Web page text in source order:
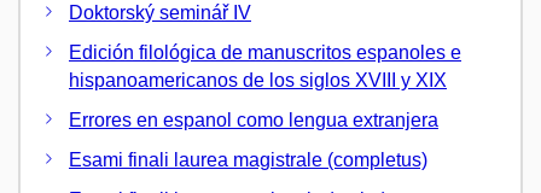
Doktorský seminář IV
Edición filológica de manuscritos espanoles e
hispanoamericanos de los siglos XVIII y XIX
Errores en espanol como lengua extranjera
Esami finali laurea magistrale (completus)